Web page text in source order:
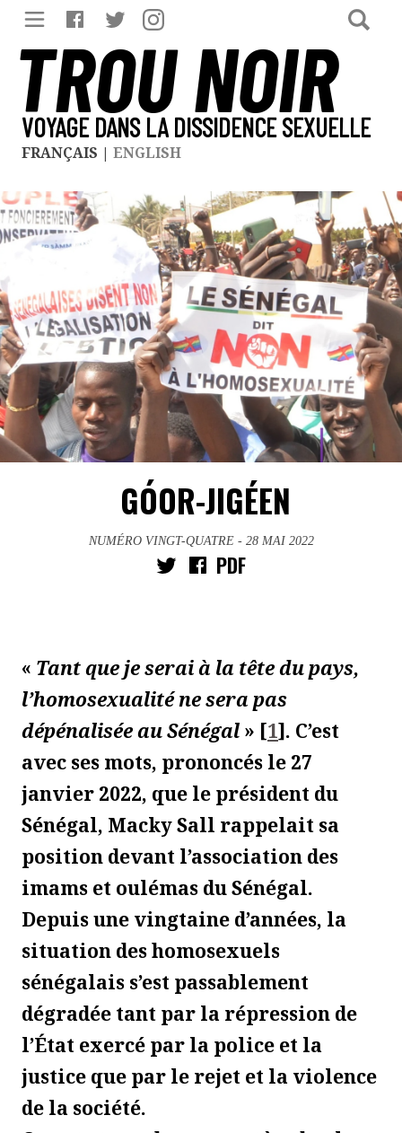
TROU NOIR
VOYAGE DANS LA DISSIDENCE SEXUELLE
FRANÇAIS | ENGLISH
GÓOR-JIGÉEN
NUMÉRO VINGT-QUATRE - 28 MAI 2022
PDF
« Tant que je serai à la tête du pays,
l’homosexualité ne sera pas
dépénalisée au Sénégal » [1]. C’est
avec ses mots, prononcés le 27
janvier 2022, que le président du
Sénégal, Macky Sall rappelait sa
position devant l’association des
imams et oulémas du Sénégal.
Depuis une vingtaine d’années, la
situation des homosexuels
sénégalais s’est passablement
dégradée tant par la répression de
l’État exercé par la police et la
justice que par le rejet et la violence
de la société.